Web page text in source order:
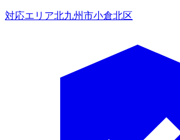
対応エリア北九州市小倉北区